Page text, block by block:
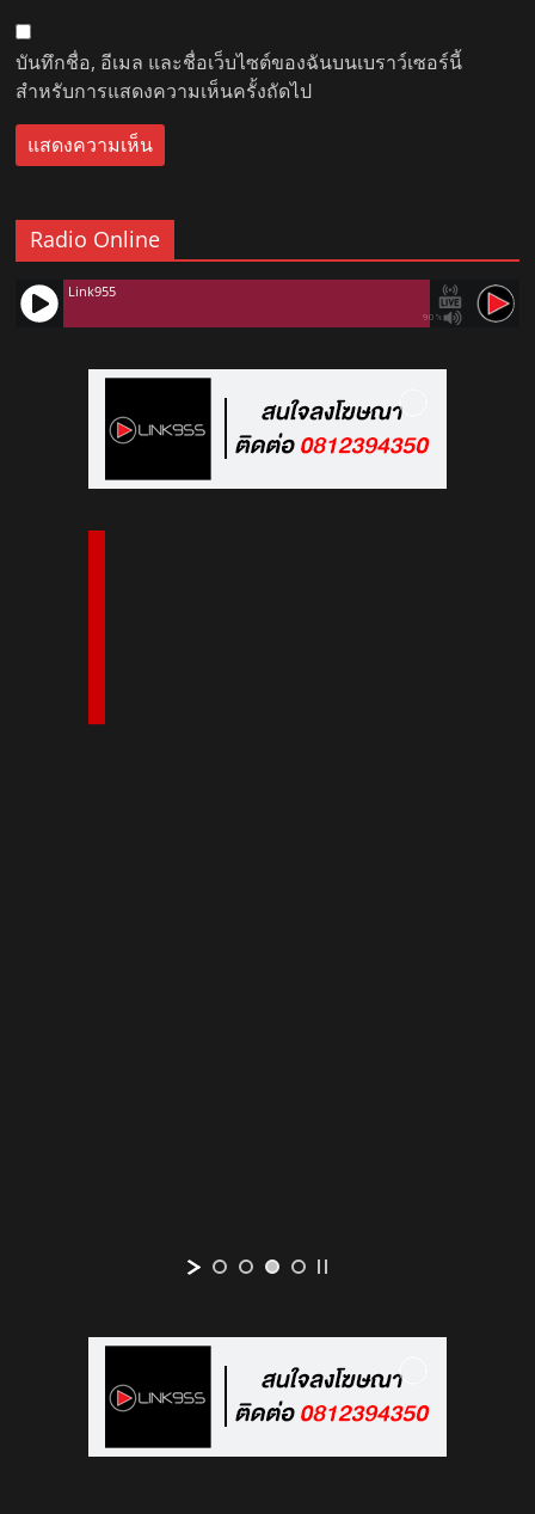
บันทึกชื่อ, อีเมล และชื่อเว็บไซต์ของฉันบนเบราว์เซอร์นี้
สำหรับการแสดงความเห็นครั้งถัดไป
Radio Online
90%
Link955